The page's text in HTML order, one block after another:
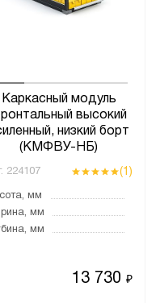
Каркасный модуль
высокий
низкий борт
(КМФВУ-НБ)
224107 (1)
мм
мм
мм
13 730₽